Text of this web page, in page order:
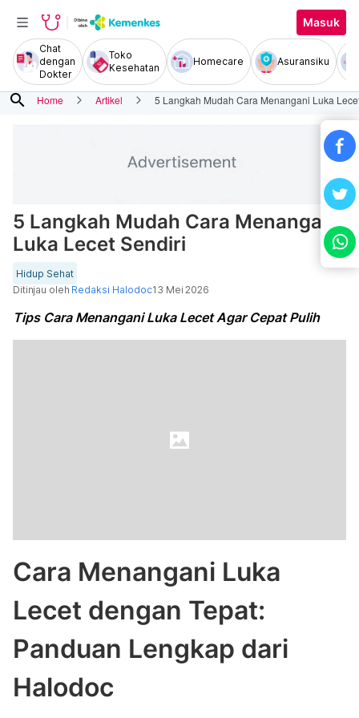
Masuk
Chat
dengan
Dokter
Toko
Kesehatan
Homecare Asuransiku
search Home Artikel 5 Langkah Mudah Cara Menangani Luka
5 Langkah Mudah Cara Menangani
Luka Lecet Sendiri
Hidup Sehat
Ditinjau oleh Redaksi Halodoc13 Mei 2026
Tips Cara Menangani Luka Lecet Agar Cepat Pulih
Cara Menangani Luka
Lecet dengan Tepat:
Panduan Lengkap dari
Halodoc